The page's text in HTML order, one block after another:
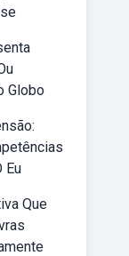
Globo
Eu
Que